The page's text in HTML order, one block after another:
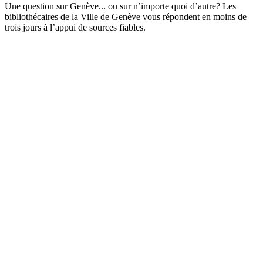
Une question sur Genève... ou sur n’importe quoi d’autre? Les
bibliothécaires de la Ville de Genève vous répondent en moins de
trois jours à l’appui de sources fiables.